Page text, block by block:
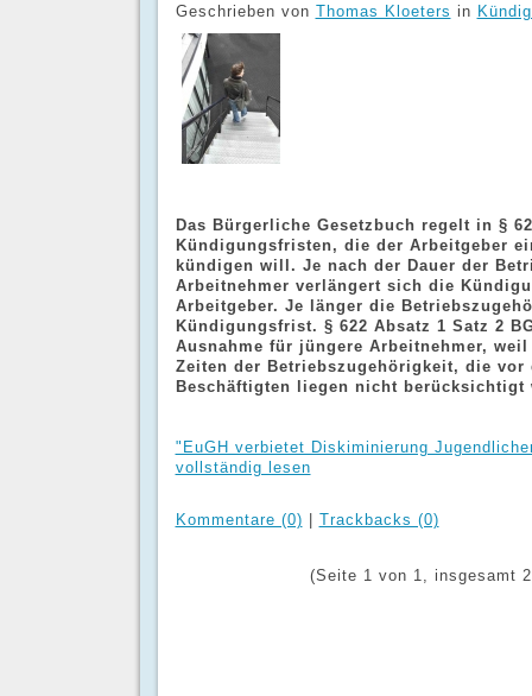
Geschrieben von Thomas Kloeters in
Das Bürgerliche Gesetzbuch regelt in §
Kündigungsfristen, die der Arbeitgeber
kündigen will. Je nach der Dauer der
Arbeitnehmer verlängert sich die
Arbeitgeber. Je länger die
Kündigungsfrist. § 622 Absatz 1 Satz 2
Ausnahme für jüngere Arbeitnehmer,
Zeiten der Betriebszugehörigkeit, die vor
Beschäftigten liegen nicht berücksichtigt
"EuGH verbietet Diskiminierung
vollständig lesen
Kommentare (0) Trackbacks (0)
(Seite 1 von 1, insgesamt